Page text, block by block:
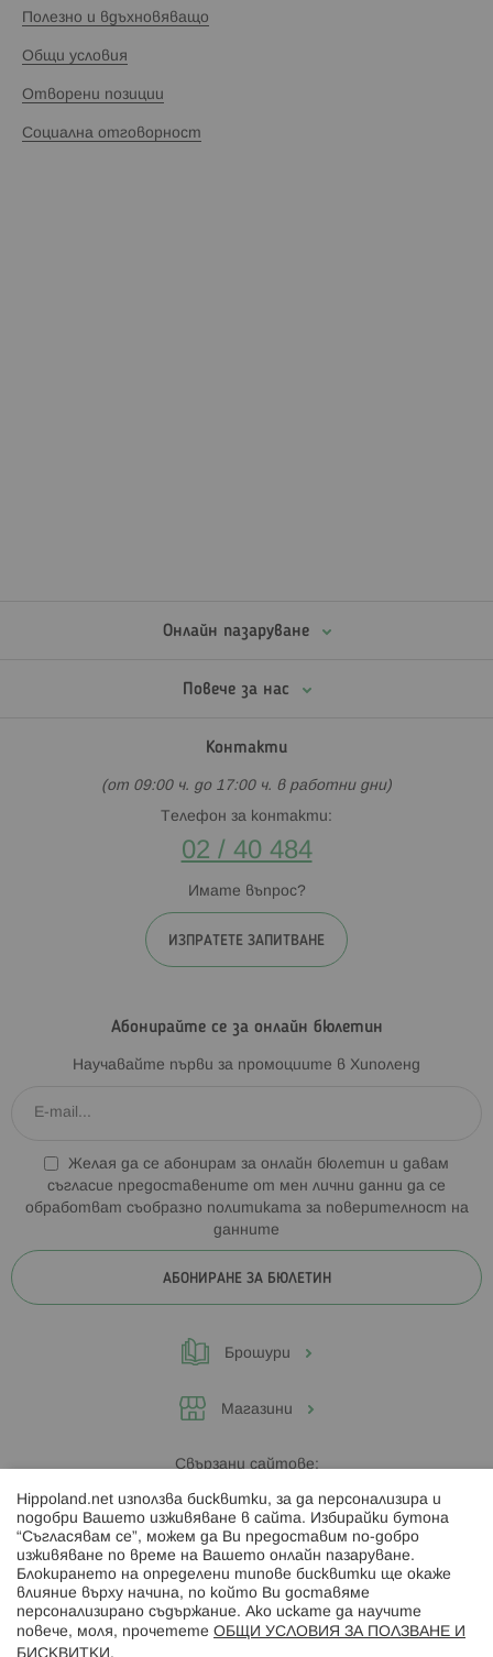
Полезно и вдъхновяващо
Общи условия
Отворени позиции
Социална отговорност
Онлайн пазаруване
Повече за нас
Контакти
(от 09:00 ч. до 17:00 ч. в работни дни)
Телефон за контакти:
02 / 40 484
Имате въпрос?
ИЗПРАТЕТЕ ЗАПИТВАНЕ
Абонирайте се за онлайн бюлетин
Научавайте първи за промоциите в Хиполенд
Желая да се абонирам за онлайн бюлетин и давам
съгласие предоставените от мен лични данни да се
обработват съобразно политиката за поверителност на
данните
АБОНИРАНЕ ЗА БЮЛЕТИН
Брошури
Магазини
Свързани сайтове:
Hippoland.ro
Последвайте ни:
Hippoland.net използва бисквитки, за да персонализира и
подобри Вашето изживяване в сайта. Избирайки бутона
“Съгласявам се”, можем да Ви предоставим по-добро
изживяване по време на Вашето онлайн пазаруване.
Блокирането на определени типове бисквитки ще окаже
влияние върху начина, по който Ви доставяме
персонализирано съдържание. Ако искате да научите
повече, моля, прочетете ОБЩИ УСЛОВИЯ ЗА ПОЛЗВАНЕ И